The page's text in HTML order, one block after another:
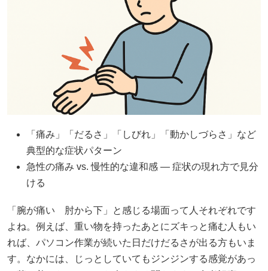
「痛み」「だるさ」「しびれ」「動かしづらさ」など
典型的な症状パターン
急性の痛み vs. 慢性的な違和感 — 症状の現れ方で見分
ける
「腕が痛い 肘から下」と感じる場面って人それぞれです
よね。例えば、重い物を持ったあとにズキっと痛む人もい
れば、パソコン作業が続いた日だけだるさが出る方もいま
す。なかには、じっとしていてもジンジンする感覚があっ